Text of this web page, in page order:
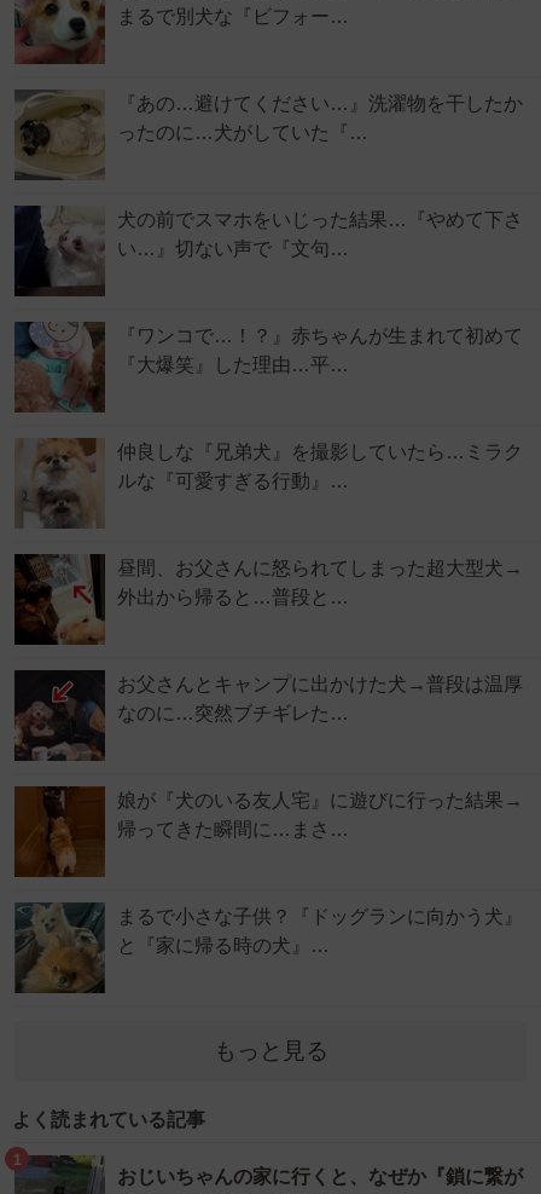
まるで別犬な『ビフォー…
『あの…避けてください…』洗濯物を干したか
ったのに…犬がしていた『…
犬の前でスマホをいじった結果…『やめて下さ
い…』切ない声で『文句…
『ワンコで…！？』赤ちゃんが生まれて初めて
『大爆笑』した理由…平…
仲良しな『兄弟犬』を撮影していたら…ミラク
ルな『可愛すぎる行動』…
昼間、お父さんに怒られてしまった超大型犬→
外出から帰ると…普段と…
お父さんとキャンプに出かけた犬→普段は温厚
なのに…突然ブチギレた…
娘が『犬のいる友人宅』に遊びに行った結果→
帰ってきた瞬間に…まさ…
まるで小さな子供？『ドッグランに向かう犬』
と『家に帰る時の犬』…
もっと見る
よく読まれている記事
1
おじいちゃんの家に行くと、なぜか『鎖に繋が